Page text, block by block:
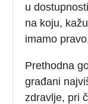
u
na koju,
imamo
Prethodna
građani
zdravlje, pri